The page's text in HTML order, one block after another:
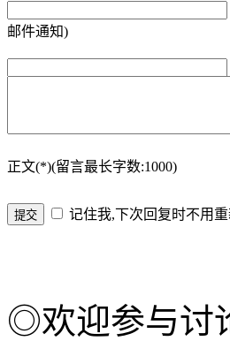
邮件通知)
正文(*)(留言最长字数:1000)
记住我,下次回复时不用
◎欢迎参与讨